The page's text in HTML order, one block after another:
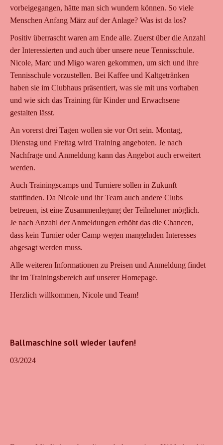
vorbeigegangen, hätte man sich wundern können. So viele
Menschen Anfang März auf der Anlage? Was ist da los?
Positiv überrascht waren am Ende alle. Zuerst über die Anzahl
der Interessierten und auch über unsere neue Tennisschule.
Nicole, Marc und Migo waren gekommen, um sich und ihre
Tennisschule vorzustellen. Bei Kaffee und Kaltgetränken
haben sie im Clubhaus präsentiert, was sie mit uns vorhaben
und wie sich das Training für Kinder und Erwachsene
gestalten lässt.
An vorerst drei Tagen wollen sie vor Ort sein. Montag,
Dienstag und Freitag wird Training angeboten. Je nach
Nachfrage und Anmeldung kann das Angebot auch erweitert
werden.
Auch Trainingscamps und Turniere sollen in Zukunft
stattfinden. Da Nicole und ihr Team auch andere Clubs
betreuen, ist eine Zusammenlegung der Teilnehmer möglich.
Je nach Anzahl der Anmeldungen erhöht das die Chancen,
dass kein Turnier oder Camp wegen mangelnden Interesses
abgesagt werden muss.
Alle weiteren Informationen zu Preisen und Anmeldung findet
ihr im Trainingsbereich auf unserer Homepage.
Herzlich willkommen, Nicole und Team!
Ballmaschine soll wieder laufen!
03/2024